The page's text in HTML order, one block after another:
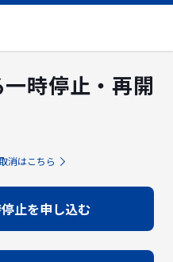
時停止・再開
消はこちら
止を申し込む